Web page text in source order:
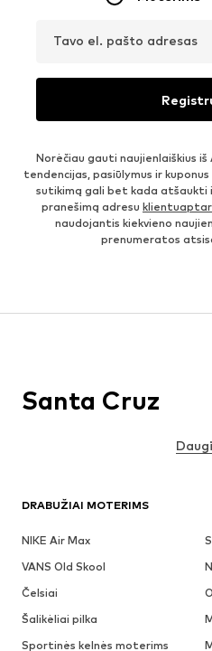
Tavo el. pašto adresas
Norėčiau gauti naujienlaiškius
tendencijas, pasiūlymus ir
sutikimą gali bet kada atšaukti
pranešimą adresu
naudojantis kiekvieno
prenumeratos
DRABUŽIAI MOTERIMS
NIKE Air Max
VANS Old Skool
Čelsiai
Šalikėliai pilka
Sportinės kelnės moterims
Santa Cruz